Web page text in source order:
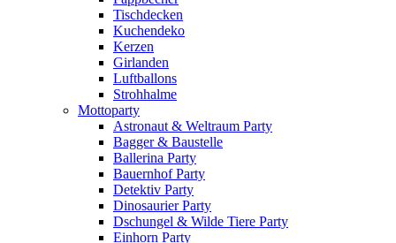
Tischdecken
Kuchendeko
Kerzen
Girlanden
Luftballons
Strohhalme
Mottoparty
Astronaut & Weltraum Party
Bagger & Baustelle
Ballerina Party
Bauernhof Party
Detektiv Party
Dinosaurier Party
Dschungel & Wilde Tiere Party
Einhorn Party